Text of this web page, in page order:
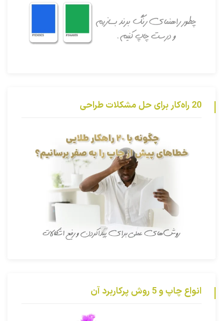
20 راه‌کار برای حل مشکلات طراحی
انواع چاپ و 5 روش پرکاربرد آن